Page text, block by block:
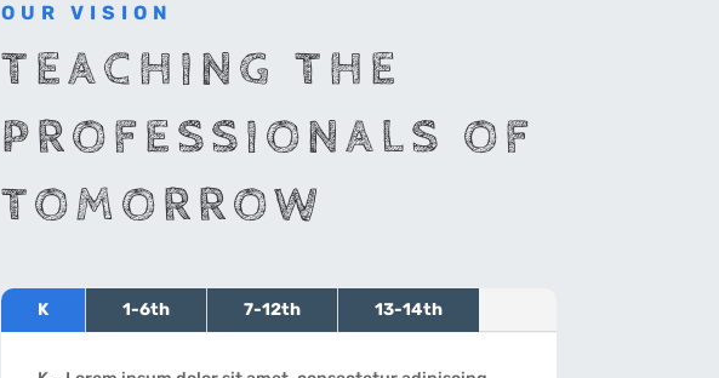
OUR VISION
TEACHING THE
PROFESSIONALS OF
TOMORROW
K 1-6th 7-12th 13-14th